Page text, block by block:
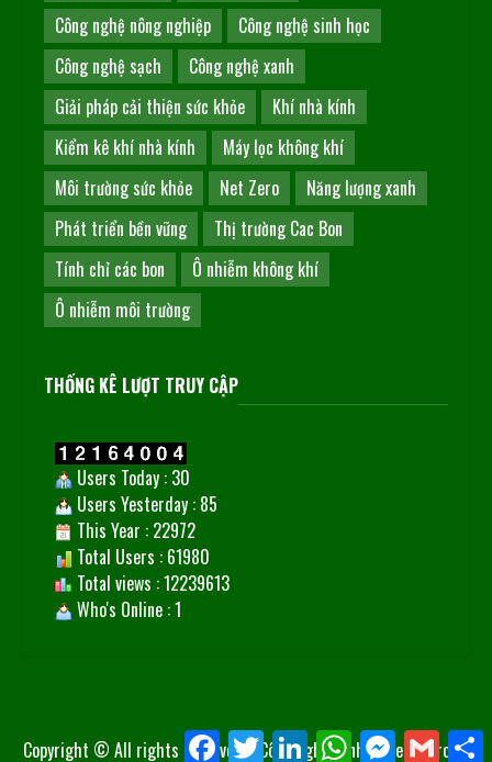
Công nghệ nông nghiệp
Công nghệ sinh học
Công nghệ sạch
Công nghệ xanh
Giải pháp cải thiện sức khỏe
Khí nhà kính
Kiểm kê khí nhà kính
Máy lọc không khí
Môi trường sức khỏe
Net Zero
Năng lượng xanh
Phát triển bền vững
Thị trường Cac Bon
Tính chỉ các bon
Ô nhiễm không khí
Ô nhiễm môi trường
THỐNG KÊ LƯỢT TRUY CẬP
Users Today : 30
Users Yesterday : 85
This Year : 22972
Total Users : 61980
Total views : 12239613
Who's Online : 1
Copyright © All rights reserved.|Công nghệ xanh by Techngroup.
FacebookTwitter LinkedInWhatsAppMessenger
Gmail